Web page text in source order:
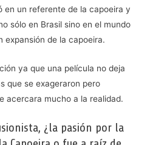
en un referente de la capoeira y
sólo en Brasil sino en el mundo
expansión de la capoeira.
ya que una película no deja
que se exageraron pero
acercara mucho a la realidad.
¿la pasión por la